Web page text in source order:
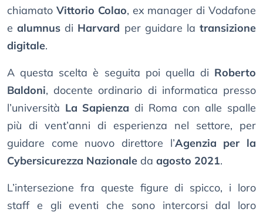
chiamato Vittorio Colao, ex manager di Vodafone
ealumnus di Harvard per guidare latransizione
digitale.
A questa scelta è seguita poi quella di Roberto
Baldoni, docente ordinario di informatica presso
l’università La Sapienza di Roma con alle spalle
più di vent’anni di esperienza nel settore, per
guidare come nuovo direttore l’Agenzia per la
Cybersicurezza Nazionale da agosto 2021.
L’intersezione fra queste figure di spicco, i loro
staff e gli eventi che sono intercorsi dal loro